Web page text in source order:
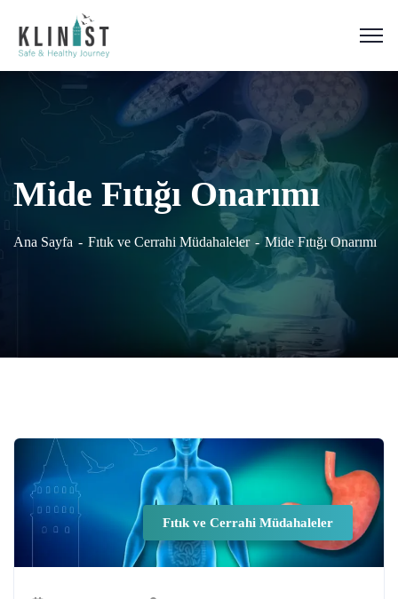
Mide Fıtığı Onarımı
Ana Sayfa Fıtık ve Cerrahi Müdahaleler Mide Fıtığı Onarımı
Fıtık ve Cerrahi Müdahaleler